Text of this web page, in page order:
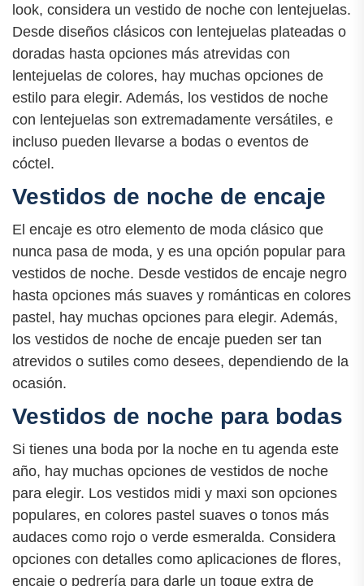
look, considera un vestido de noche con lentejuelas.
Desde diseños clásicos con lentejuelas plateadas o
doradas hasta opciones más atrevidas con
lentejuelas de colores, hay muchas opciones de
estilo para elegir. Además, los vestidos de noche
con lentejuelas son extremadamente versátiles, e
incluso pueden llevarse a bodas o eventos de
cóctel.
Vestidos de noche de encaje
El encaje es otro elemento de moda clásico que
nunca pasa de moda, y es una opción popular para
vestidos de noche. Desde vestidos de encaje negro
hasta opciones más suaves y románticas en colores
pastel, hay muchas opciones para elegir. Además,
los vestidos de noche de encaje pueden ser tan
atrevidos o sutiles como desees, dependiendo de la
ocasión.
Vestidos de noche para bodas
Si tienes una boda por la noche en tu agenda este
año, hay muchas opciones de vestidos de noche
para elegir. Los vestidos midi y maxi son opciones
populares, en colores pastel suaves o tonos más
audaces como rojo o verde esmeralda. Considera
opciones con detalles como aplicaciones de flores,
encaje o pedrería para darle un toque extra de